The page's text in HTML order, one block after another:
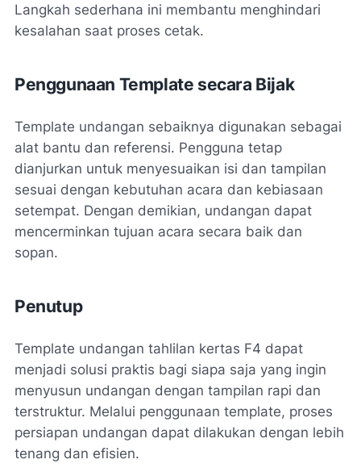
Langkah sederhana ini membantu menghindari
kesalahan saat proses cetak.
Penggunaan Template secara Bijak
Template undangan sebaiknya digunakan sebagai
alat bantu dan referensi. Pengguna tetap
dianjurkan untuk menyesuaikan isi dan tampilan
sesuai dengan kebutuhan acara dan kebiasaan
setempat. Dengan demikian, undangan dapat
mencerminkan tujuan acara secara baik dan
sopan.
Penutup
Template undangan tahlilan kertas F4 dapat
menjadi solusi praktis bagi siapa saja yang ingin
menyusun undangan dengan tampilan rapi dan
terstruktur. Melalui penggunaan template, proses
persiapan undangan dapat dilakukan dengan lebih
tenang dan efisien.